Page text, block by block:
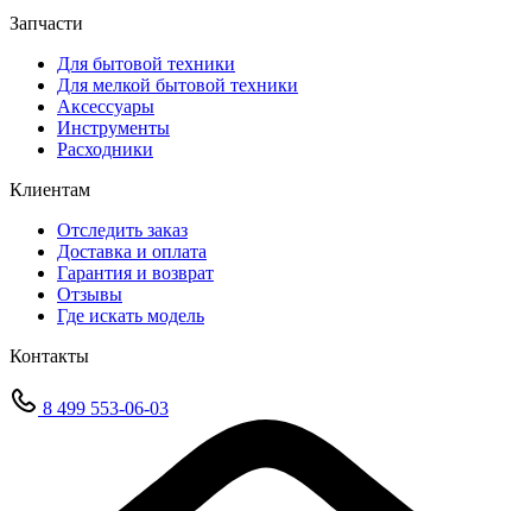
Запчасти
Для бытовой техники
Для мелкой бытовой техники
Аксессуары
Инструменты
Расходники
Клиентам
Отследить заказ
Доставка и оплата
Гарантия и возврат
Отзывы
Где искать модель
Контакты
8 499 553-06-03